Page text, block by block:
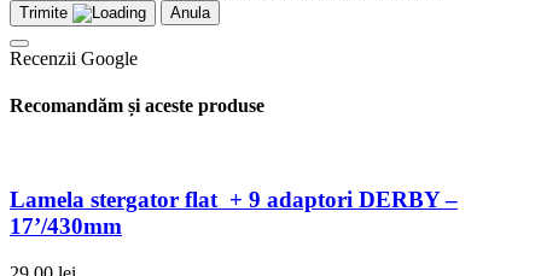
Trimite Anula
Recenzii Google
Recomandăm și aceste produse
Lamela stergator flat + 9 adaptori DERBY –
17’/430mm